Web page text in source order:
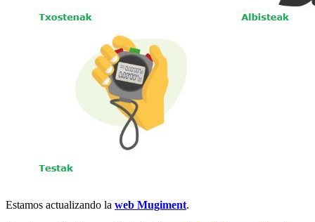
Estamos actualizando la web Mugiment.